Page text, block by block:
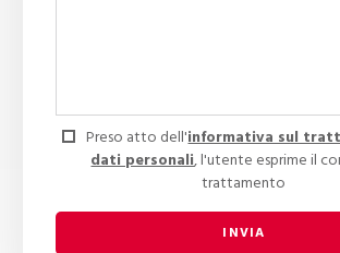
Preso atto dell'informativa sul
dati personali, l'utente esprime il
trattamento
INVIA